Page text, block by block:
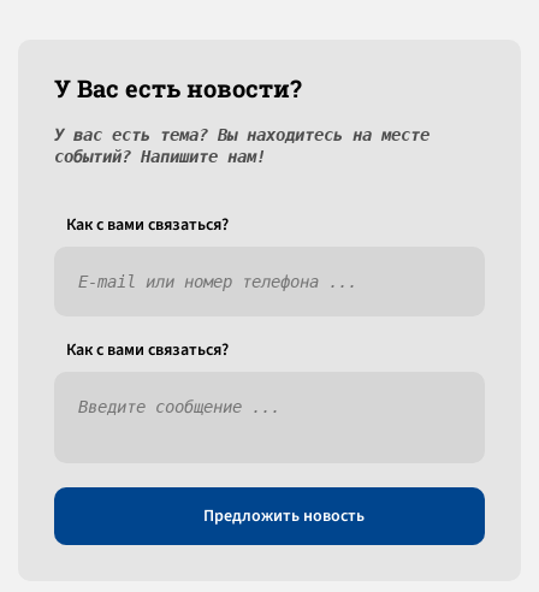
У Вас есть новости?
У вас есть тема? Вы находитесь на месте
событий? Напишите нам!
Как c вами связаться?
Как c вами связаться?
Предложить новость